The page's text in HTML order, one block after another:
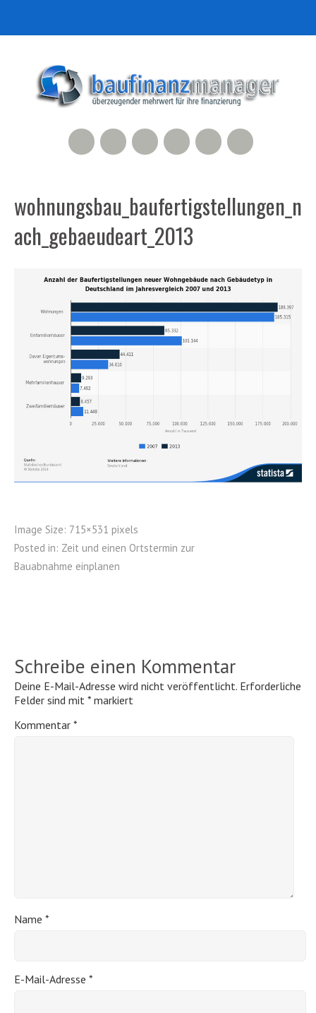
Facebook
500px
LinkedIn
Xing
RSS Feed
wohnungsbau_baufertigstellungen_n
ach_gebaeudeart_2013
Image Size: 715×531 pixels
Posted in: Zeit und einen Ortstermin zur
Bauabnahme einplanen
Schreibe einen Kommentar
Deine E-Mail-Adresse wird nicht veröffentlicht. Erforderliche
Felder sind mit * markiert
Kommentar *
Name *
E-Mail-Adresse *